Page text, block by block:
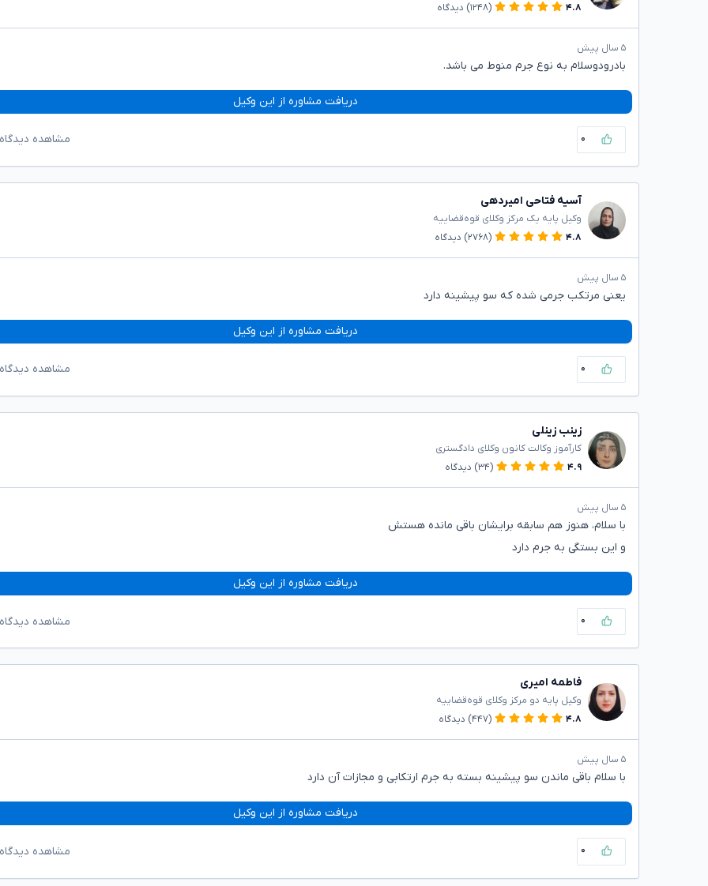
۴.۸
(۱۲۴۸) دیدگاه
۵ سال پیش
بادرودوسلام به نوع جرم منوط می باشد.
دریافت مشاوره از این وکیل
۰ مشاهده
آسیه فتاحی امیردهی
وکیل پایه یک مرکز وکلای قوه‌قضاییه
۴.۸
(۲۷۶۸) دیدگاه
۵ سال پیش
یعنی مرتکب جرمی شده که سو پیشینه دارد
دریافت مشاوره از این وکیل
۰ مشاهده
زینب زینلی
کارآموز وکالت کانون وکلای دادگستری
۴.۹
(۳۴) دیدگاه
۵ سال پیش
با سلام، هنوز هم سابقه برایشان باقی مانده هستش
و این بستگی به جرم دارد
دریافت مشاوره از این وکیل
۰ مشاهده
فاطمه امیری
وکیل پایه دو مرکز وکلای قوه‌قضاییه
۴.۸
(۴۴۷) دیدگاه
۵ سال پیش
با سلام باقی ماندن سو پیشینه بسته به جرم ارتکابی و مجازات آن دارد
دریافت مشاوره از این وکیل
۰ مشاهده